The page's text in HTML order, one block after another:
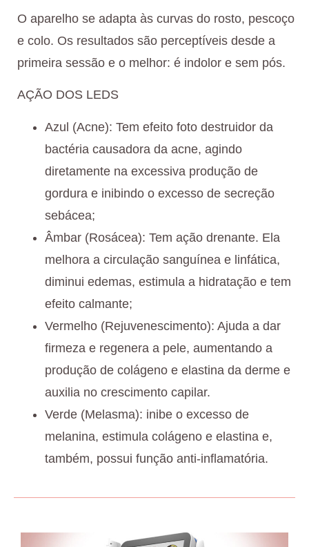
O aparelho se adapta às curvas do rosto, pescoço
e colo. Os resultados são perceptíveis desde a
primeira sessão e o melhor: é indolor e sem pós.
AÇÃO DOS LEDS
Azul (Acne): Tem efeito foto destruidor da
bactéria causadora da acne, agindo
diretamente na excessiva produção de
gordura e inibindo o excesso de secreção
sebácea;
Âmbar (Rosácea): Tem ação drenante. Ela
melhora a circulação sanguínea e linfática,
diminui edemas, estimula a hidratação e tem
efeito calmante;
Vermelho (Rejuvenescimento): Ajuda a dar
firmeza e regenera a pele, aumentando a
produção de colágeno e elastina da derme e
auxilia no crescimento capilar.
Verde (Melasma): inibe o excesso de
melanina, estimula colágeno e elastina e,
também, possui função anti-inflamatória.